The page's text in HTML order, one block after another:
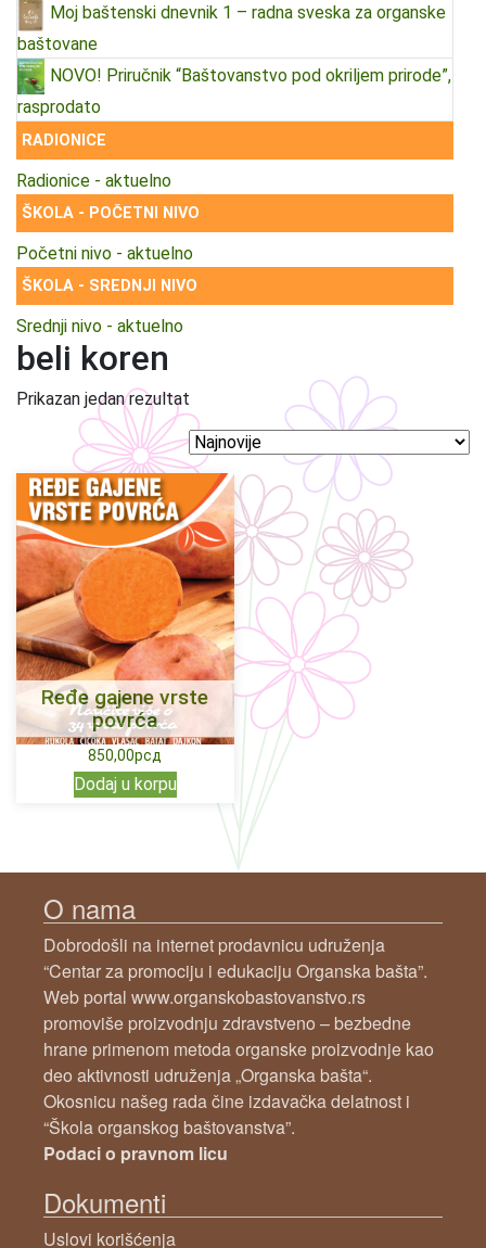
Moj baštenski dnevnik 1 – radna sveska za organske
baštovane
NOVO! Priručnik “Baštovanstvo pod okriljem prirode”,
rasprodato
RADIONICE
Radionice - aktuelno
ŠKOLA - POČETNI NIVO
Početni nivo - aktuelno
ŠKOLA - SREDNJI NIVO
Srednji nivo - aktuelno
beli koren
Prikazan jedan rezultat
Ređe gajene vrste
povrća
850,00рсд
Dodaj u korpu
O nama
Dobrodošli na internet prodavnicu udruženja
“Centar za promociju i edukaciju Organska bašta”.
Web portal www.organskobastovanstvo.rs
promoviše proizvodnju zdravstveno – bezbedne
hrane primenom metoda organske proizvodnje kao
deo aktivnosti udruženja „Organska bašta“.
Okosnicu našeg rada čine izdavačka delatnost i
“Škola organskog baštovanstva”.
Podaci o pravnom licu
Dokumenti
Uslovi korišćenja